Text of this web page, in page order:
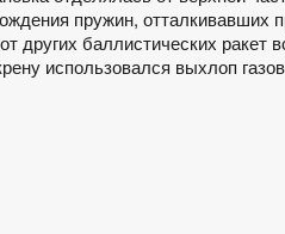
пружин, отталкивавших
других баллистических
использовался выхлоп